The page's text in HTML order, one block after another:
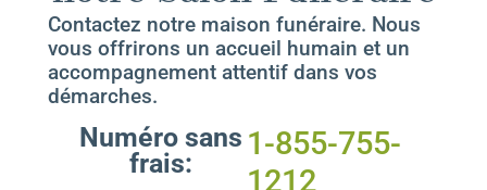
Contactez notre maison funéraire. Nous
vous offrirons un accueil humain et un
accompagnement attentif dans vos
démarches.
Numéro sans
frais:
1-855-755-
1212